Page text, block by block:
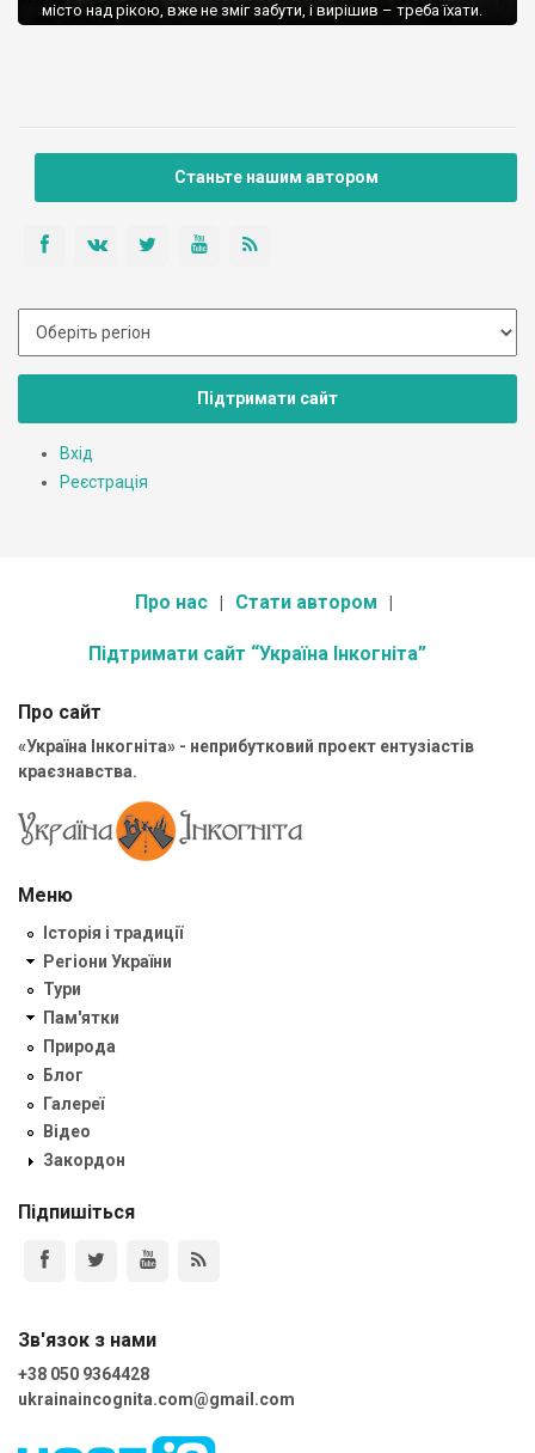
місто над рікою, вже не зміг забути, і вирішив – треба їхати.
Станьте нашим автором
Підтримати сайт
Вхід
Реєстрація
Про нас Стати автором
Підтримати сайт “Україна Інкогніта”
Про сайт
«Україна Інкогніта» - неприбутковий проект ентузіастів
краєзнавства.
Меню
Історія і традиції
Регіони України
Тури
Пам'ятки
Природа
Блог
Галереї
Відео
Закордон
Підпишіться
Зв'язок з нами
+38 050 9364428
ukrainaincognita.com@gmail.com